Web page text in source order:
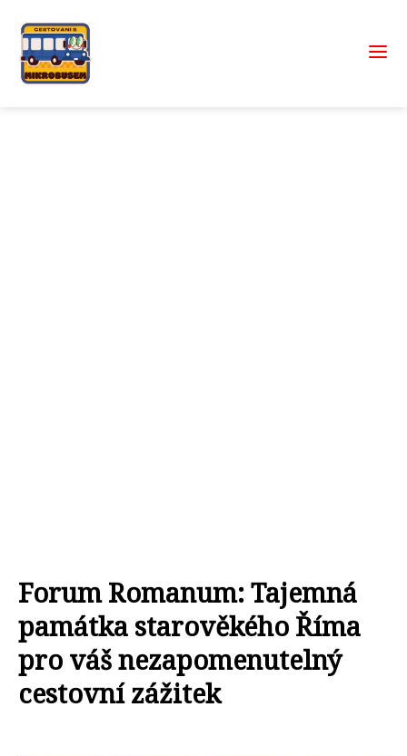
Forum Romanum: Tajemná
památka starověkého Říma
pro váš nezapomenutelný
cestovní zážitek